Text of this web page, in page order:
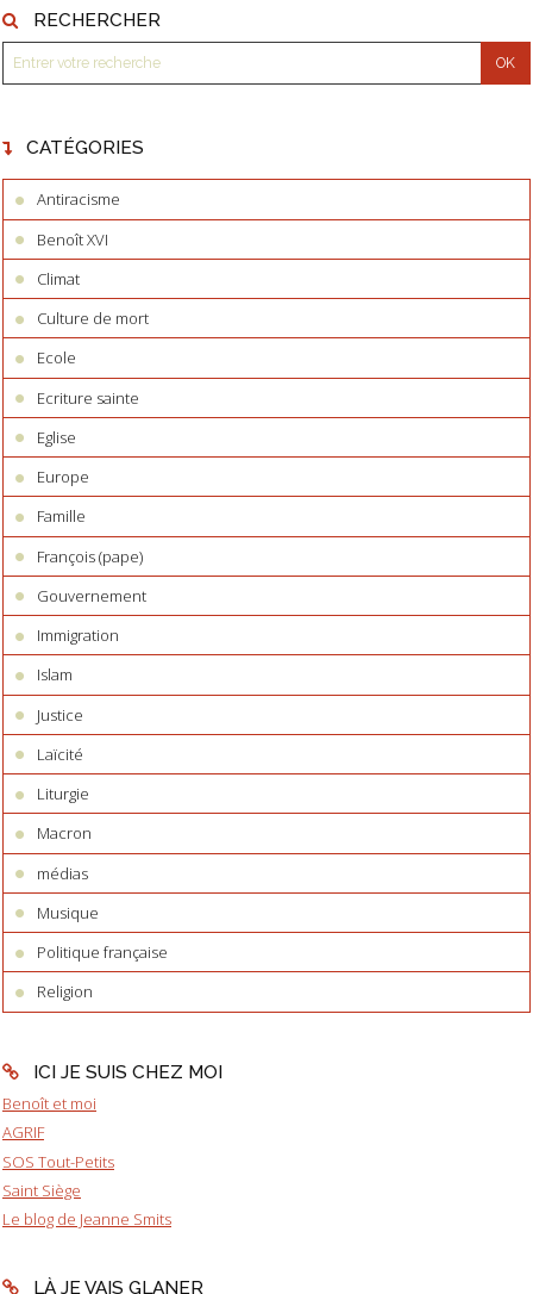
RECHERCHER
CATÉGORIES
Antiracisme
Benoît XVI
Climat
Culture de mort
Ecole
Ecriture sainte
Eglise
Europe
Famille
François (pape)
Gouvernement
Immigration
Islam
Justice
Laïcité
Liturgie
Macron
médias
Musique
Politique française
Religion
ICI JE SUIS CHEZ MOI
Benoît et moi
AGRIF
SOS Tout-Petits
Saint Siège
Le blog de Jeanne Smits
LÀ JE VAIS GLANER